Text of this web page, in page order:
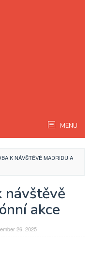
MENU
K NÁVŠTĚVĚ MADRIDU A
návštěvě
akce
26, 2025